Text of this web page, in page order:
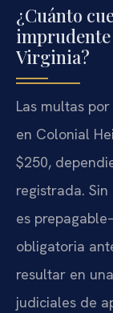
¿Cuánto
Virginia?
Las multas
en Colonial
$250,
registrada.
es
obligatoria
resultar en
judiciales de